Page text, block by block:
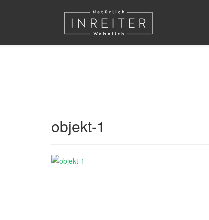
objekt-1